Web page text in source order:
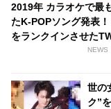
2019年 カラオケで最
たK-POPソング発表
をランクインさせた
えて見事１位に輝いた
NEWS
世の
ク”